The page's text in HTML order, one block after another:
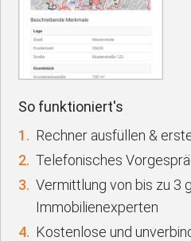
So funktioniert's
1. Rechner ausfüllen &
2. Telefonisches
3. Vermittlung von bis zu 3
Immobilienexperten
4. Kostenlose und